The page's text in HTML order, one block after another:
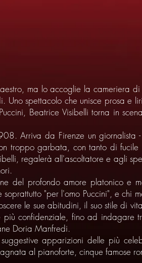
ma lo accoglie la cameriera
spettacolo che unisce prosa e
Beatrice Visibelli torna in
Arriva da Firenze un giornalista
troppo garbata, con tanto di fucile
regalerà all'ascoltatore e agli
del profondo amore platonico e
soprattutto "per l'omo Puccini", e chi
le sue abitudini, il suo stile di
più confidenziale, fino ad indagare
Doria Manfredi.
apparizioni delle più
al pianoforte, cinque famose